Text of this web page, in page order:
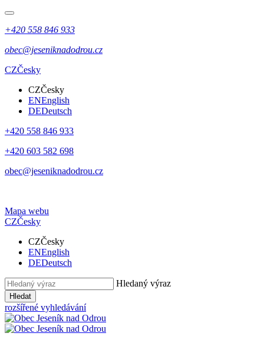
+420 558 846 933
obec@jeseniknadodrou.cz
CZČesky
CZČesky
ENEnglish
DEDeutsch
+420 558 846 933
+420 603 582 698
obec@jeseniknadodrou.cz
Mapa webu
CZČesky
CZČesky
ENEnglish
DEDeutsch
Hledaný výraz
Hledat
rozšířené vyhledávání